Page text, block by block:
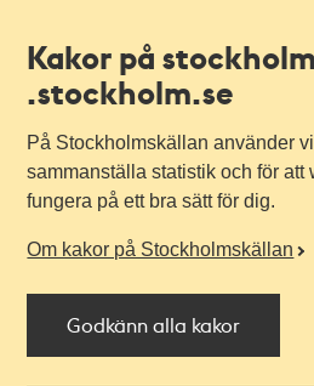
Kakor på
.stockholm.se
På Stockholmskällan använder
sammanställa statistik och för att
fungera på ett bra sätt för dig.
Om kakor på Stockholmskällan
Godkänn alla kakor